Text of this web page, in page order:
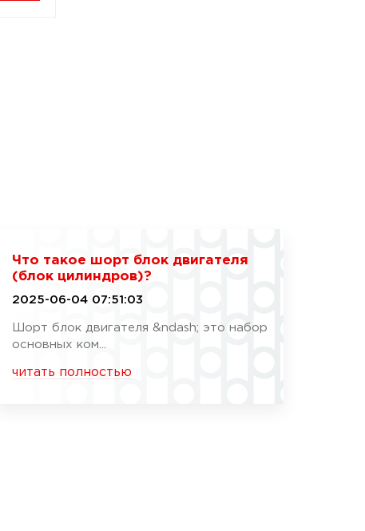
Что такое шорт блок двигателя
(блок цилиндров)?
2025-06-04 07:51:03
Шорт блок двигателя &ndash; это набор
основных ком...
читать полностью